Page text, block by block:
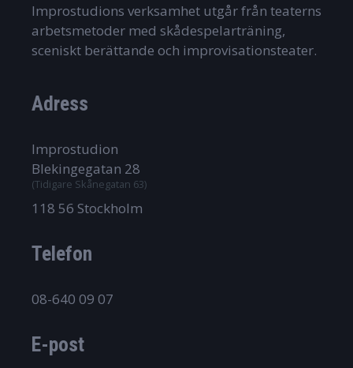
Improstudions verksamhet utgår från teaterns
arbetsmetoder med skådespelarträning,
sceniskt berättande och improvisationsteater.
Adress
Improstudion
Blekingegatan 28
(Tidigare Skånegatan 63)
118 56 Stockholm
Telefon
08-640 09 07
E-post